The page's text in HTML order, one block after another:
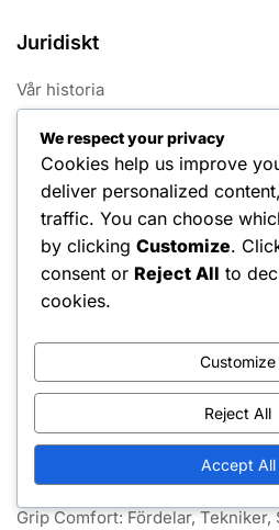
Juridiskt
Vår historia
Din integritet
Användaravtal
Cookies och spårning
Ta kontakt
Greppkonsekvens: Fördelar,
Grepp Flexibilitet: Fördelar,
Semi-västerländsk grepp:
Grip Comfort: Fördelar, Tekniker,
We respect your privacy
Cookies help us improve
deliver personalized
traffic. You can choose
by clicking Customize.
consent or Reject All to
cookies.
Customize
Reject All
Accept All